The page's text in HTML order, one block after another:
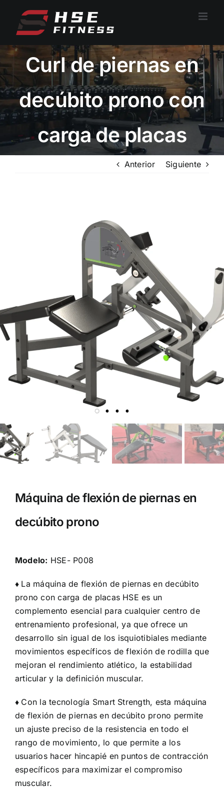
contenido
Curl de piernas en
decúbito prono con
carga de placas
Anterior Siguiente
Máquina de flexión de piernas en
decúbito prono
Modelo: HSE- P008
♦ La máquina de flexión de piernas en decúbito
prono con carga de placas HSE es un
complemento esencial para cualquier centro de
entrenamiento profesional, ya que ofrece un
desarrollo sin igual de los isquiotibiales mediante
movimientos específicos de flexión de rodilla que
mejoran el rendimiento atlético, la estabilidad
articular y la definición muscular.
♦ Con la tecnología Smart Strength, esta máquina
de flexión de piernas en decúbito prono permite
un ajuste preciso de la resistencia en todo el
rango de movimiento, lo que permite a los
usuarios hacer hincapié en puntos de contracción
específicos para maximizar el compromiso
muscular.